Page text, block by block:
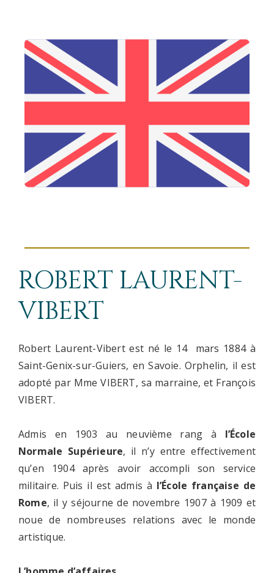
ROBERT LAURENT-
VIBERT
Robert Laurent-Vibert est né le 14 mars 1884 à
Saint-Genix-sur-Guiers, en Savoie. Orphelin, il est
adopté par Mme VIBERT, sa marraine, et François
VIBERT.
Admis en 1903 au neuvième rang à l’École
Normale Supérieure, il n’y entre effectivement
qu’en 1904 après avoir accompli son service
militaire. Puis il est admis à l’École française de
Rome, il y séjourne de novembre 1907 à 1909 et
noue de nombreuses relations avec le monde
artistique.